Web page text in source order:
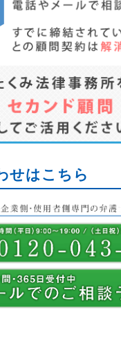
せはこちら